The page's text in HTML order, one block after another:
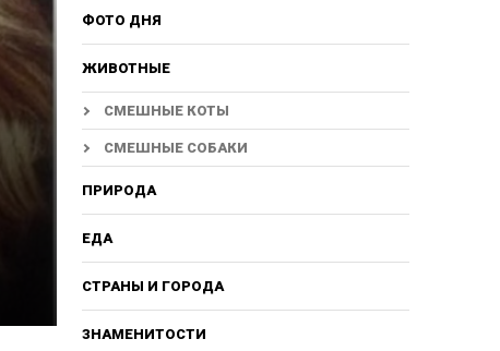
ФОТО ДНЯ
ЖИВОТНЫЕ
СМЕШНЫЕ КОТЫ
СМЕШНЫЕ СОБАКИ
ПРИРОДА
ЕДА
СТРАНЫ И ГОРОДА
ЗНАМЕНИТОСТИ